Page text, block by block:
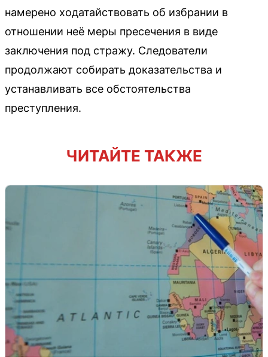
намерено ходатайствовать об избрании в
отношении неё меры пресечения в виде
заключения под стражу. Следователи
продолжают собирать доказательства и
устанавливать все обстоятельства
преступления.
ЧИТАЙТЕ ТАКЖЕ